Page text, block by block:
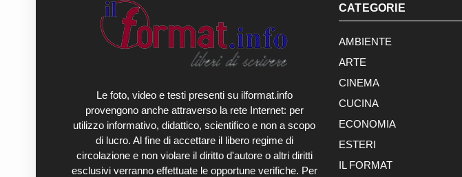
Le foto, video e testi presenti su ilformat.info
provengono anche attraverso la rete Internet: per
utilizzo informativo, didattico, scientifico e non a scopo
di lucro. Al fine di accettare il libero regime di
circolazione e non violare il diritto d'autore o altri diritti
esclusivi verranno effettuate le opportune verifiche. Per
CATEGORIE
AMBIENTE
ARTE
CINEMA
CUCINA
ECONOMIA
ESTERI
IL FORMAT